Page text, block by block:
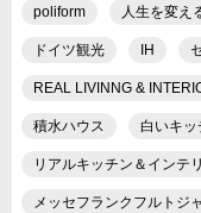
poliform 人生を変え
ドイツ観光 IH
REAL LIVINNG &
積水ハウス 白いキッ
リアルキッチン＆インテ
メッセフランクフルトジ